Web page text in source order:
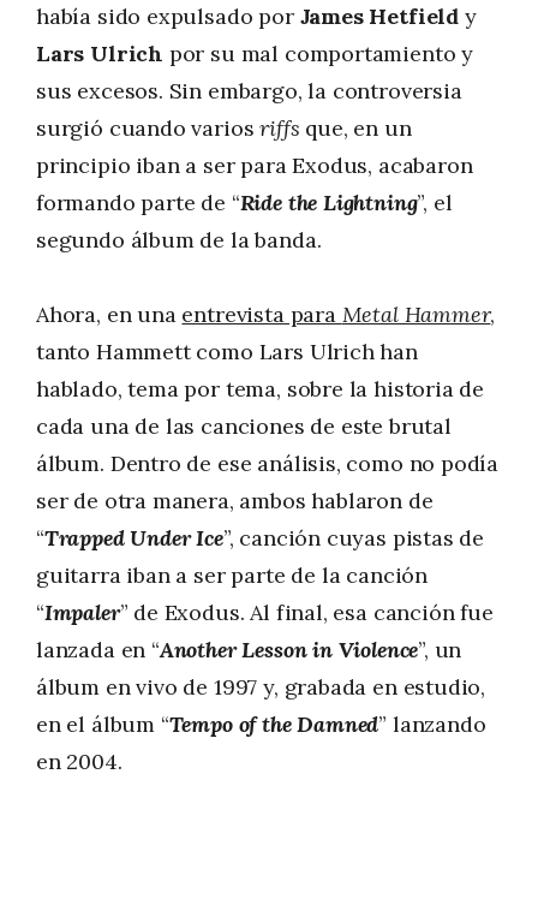
había sido expulsado por James Hetfield y
Lars Ulrich por su mal comportamiento y
sus excesos. Sin embargo, la controversia
surgió cuando variosriffs que, en un
principio iban a ser para Exodus, acabaron
formando parte de “Ride the Lightning”, el
segundo álbum de la banda.
Ahora, en una entrevista para Metal Hammer,
tanto Hammett como Lars Ulrich han
hablado, tema por tema, sobre la historia de
cada una de las canciones de este brutal
álbum. Dentro de ese análisis, como no podía
ser de otra manera, ambos hablaron de
“Trapped Under Ice”, canción cuyas pistas de
guitarra iban a ser parte de la canción
“Impaler” de Exodus. Al final, esa canción fue
lanzada en “Another Lesson in Violence”, un
álbum en vivo de 1997 y, grabada en estudio,
en el álbum “Tempo of the Damned” lanzando
en 2004.